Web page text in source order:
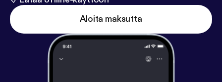
Aloita maksutta